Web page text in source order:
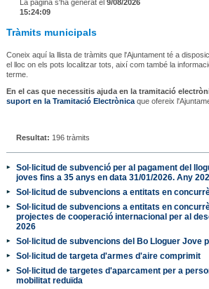
La pàgina s'ha generat el 9/08/2026
15:24:09
Tràmits municipals
Coneix aquí la llista de tràmits que l'Ajuntament té a
el lloc on els pots localitzar tots, així com també la
terme.
En el cas que necessitis ajuda en la tramitació
suport en la Tramitació Electrònicaque ofereix
Resultat: 196 tràmits
Sol·licitud de subvenció per al pagament del
joves fins a 35 anys en data 31/01/2026. Any
Sol·licitud de subvencions a entitats en
Sol·licitud de subvencions a entitats en
projectes de cooperació internacional per al
2026
Sol·licitud de subvencions del Bo Lloguer Jove
Sol·licitud de targeta d'armes d'aire comprimit
Sol·licitud de targetes d'aparcament per a
mobilitat reduïda